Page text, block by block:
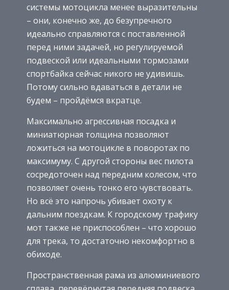
системы мотоцикла менее выразительны
– они, конечно же, до безупречного
идеально справляются с поставленной
перед ними задачей, но регулируемой
подвеской или идеальными тормозами
спортбайка сейчас никого не удивишь.
Потому сильно вдаваться в детали не
будем – пройдёмся вкратце.
Максимально агрессивная посадка и
миниатюрная толщина позволяют
ложиться на мотоцикле в поворотах по
максимуму. С другой стороны вес пилота
сосредоточен над передним колесом, что
позволяет очень тонко его чувствовать.
Но всё это напрочь убивает охоту к
дальним поездкам. К городскому трафику
мот также не приспособлен – что хорошо
для трека, то достаточно некомфортно в
обиходе.
Пространственная рама из алюминиевого